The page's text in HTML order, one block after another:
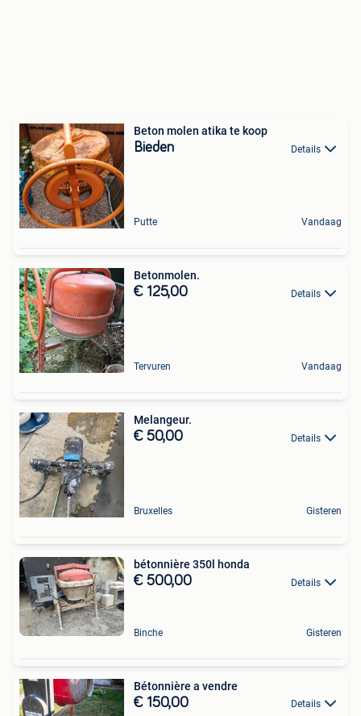
Beton molen atika te koop
Bieden Details
Putte Vandaag
Betonmolen.
€ 125,00 Details
Tervuren Vandaag
Melangeur.
€ 50,00 Details
Bruxelles Gisteren
bétonnière 350l honda
€ 500,00 Details
Binche Gisteren
Bétonnière a vendre
€ 150,00 Details